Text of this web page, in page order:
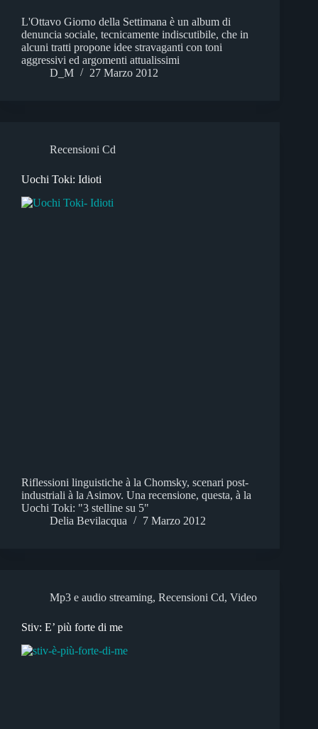
L'Ottavo Giorno della Settimana è un album di
denuncia sociale, tecnicamente indiscutibile, che in
alcuni tratti propone idee stravaganti con toni
aggressivi ed argomenti attualissimi
D_M
27 Marzo 2012
Recensioni Cd
Uochi Toki: Idioti
Riflessioni linguistiche à la Chomsky, scenari post-
industriali à la Asimov. Una recensione, questa, à la
Uochi Toki: "3 stelline su 5"
Delia Bevilacqua
7 Marzo 2012
Mp3 e audio streaming, Recensioni Cd, Video
Stiv: E’ più forte di me